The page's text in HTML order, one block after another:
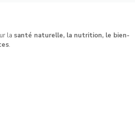
la santé naturelle, la nutrition, le bien-
.